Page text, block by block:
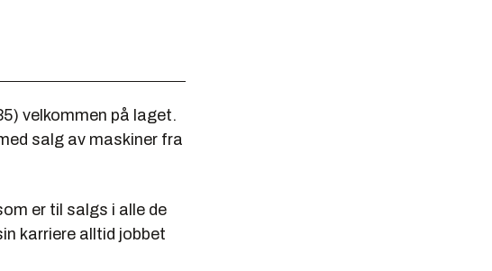
velkommen på laget.
salg av maskiner fra
er til salgs i alle de
karriere alltid jobbet